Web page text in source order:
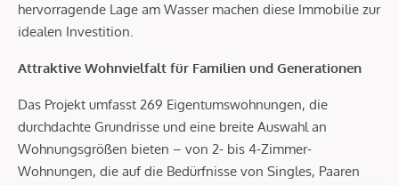
hervorragende Lage am Wasser machen diese Immobilie zur
idealen Investition.
Attraktive Wohnvielfalt für Familien und Generationen
Das Projekt umfasst 269 Eigentumswohnungen, die
durchdachte Grundrisse und eine breite Auswahl an
Wohnungsgrößen bieten – von 2- bis 4-Zimmer-
Wohnungen, die auf die Bedürfnisse von Singles, Paaren